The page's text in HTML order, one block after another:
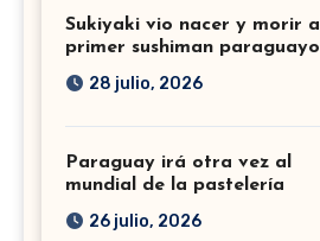
Sukiyaki vio nacer y morir al
primer sushiman paraguayo
28 julio, 2026
Paraguay irá otra vez al
mundial de la pastelería
26 julio, 2026